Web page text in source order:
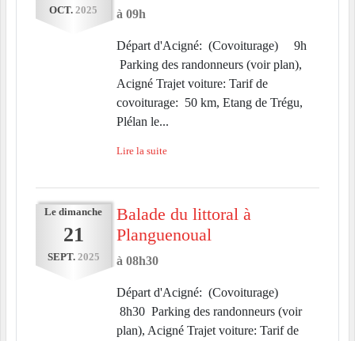
OCT. 2025 à 09h
Départ d'Acigné: (Covoiturage) 9h
Parking des randonneurs (voir plan),
Acigné Trajet voiture: Tarif de
covoiturage: 50 km, Etang de Trégu,
Plélan le...
Lire la suite
Le dimanche
21
SEPT. 2025
Balade du littoral à
Planguenoual
à 08h30
Départ d'Acigné: (Covoiturage)
8h30 Parking des randonneurs (voir
plan), Acigné Trajet voiture: Tarif de